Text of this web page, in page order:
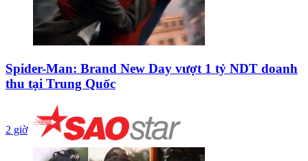
Spider-Man: Brand New Day vượt 1 tỷ NDT doanh
thu tại Trung Quốc
2 giờ